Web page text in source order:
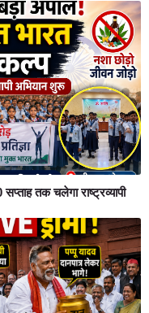
तक चलेगा राष्ट्रव्यापी